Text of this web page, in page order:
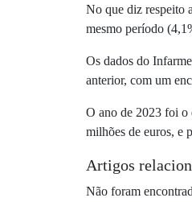
No que diz respeito
mesmo período
Os dados do
anterior, com um
O ano de 2023 foi o
milhões de euros, e
Artigos
Não foram